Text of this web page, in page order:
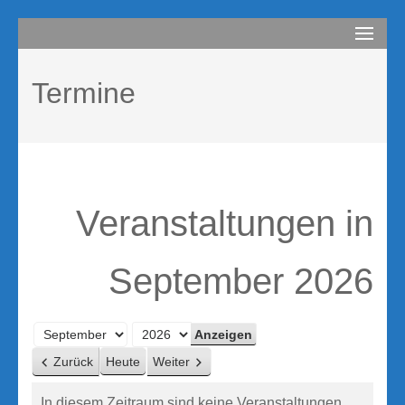
Inhalt
(Enter
drücken)
compurem
Termine
Veranstaltungen in
September 2026
Monat
Jahr
Zurück Heute Weiter